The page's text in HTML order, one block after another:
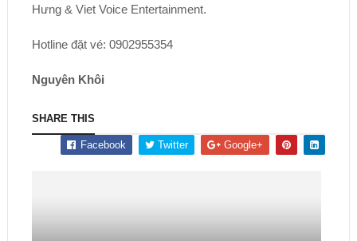
Hưng & Viet Voice Entertainment.
Hotline đặt vé: 0902955354
Nguyên Khôi
SHARE THIS
Facebook Twitter Google+